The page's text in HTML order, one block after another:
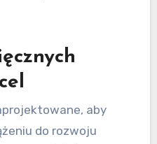
aby
do rozwoju